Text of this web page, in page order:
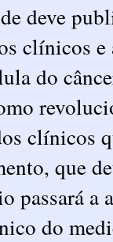
deve
clínicos
do
clínicos
que
a
do